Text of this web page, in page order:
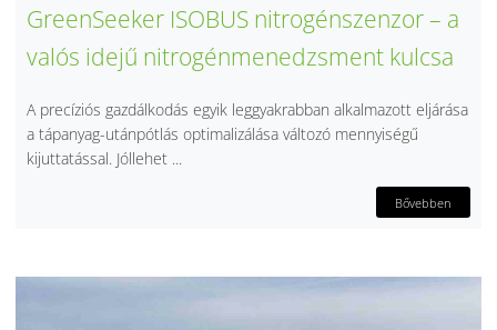
GreenSeeker ISOBUS nitrogénszenzor – a
valós idejű nitrogénmenedzsment kulcsa
A precíziós gazdálkodás egyik leggyakrabban alkalmazott eljárása
a tápanyag-utánpótlás optimalizálása változó mennyiségű
kijuttatással. Jóllehet ...
Bővebben